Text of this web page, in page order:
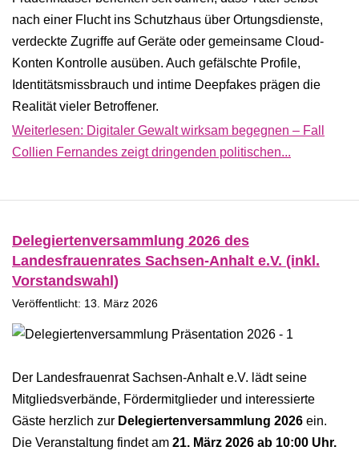
nach einer Flucht ins Schutzhaus über Ortungsdienste,
verdeckte Zugriffe auf Geräte oder gemeinsame Cloud-
Konten Kontrolle ausüben. Auch gefälschte Profile,
Identitätsmissbrauch und intime Deepfakes prägen die
Realität vieler Betroffener.
Weiterlesen: Digitaler Gewalt wirksam begegnen – Fall
Collien Fernandes zeigt dringenden politischen...
Delegiertenversammlung 2026 des
Landesfrauenrates Sachsen-Anhalt e.V. (inkl.
Vorstandswahl)
Veröffentlicht: 13. März 2026
Der Landesfrauenrat Sachsen-Anhalt e.V. lädt seine
Mitgliedsverbände, Fördermitglieder und interessierte
Gäste herzlich zur Delegiertenversammlung 2026 ein.
Die Veranstaltung findet am 21. März 2026 ab 10:00 Uhr.